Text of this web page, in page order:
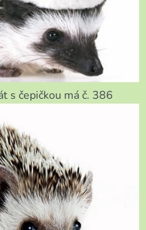
s čepičkou má č. 386